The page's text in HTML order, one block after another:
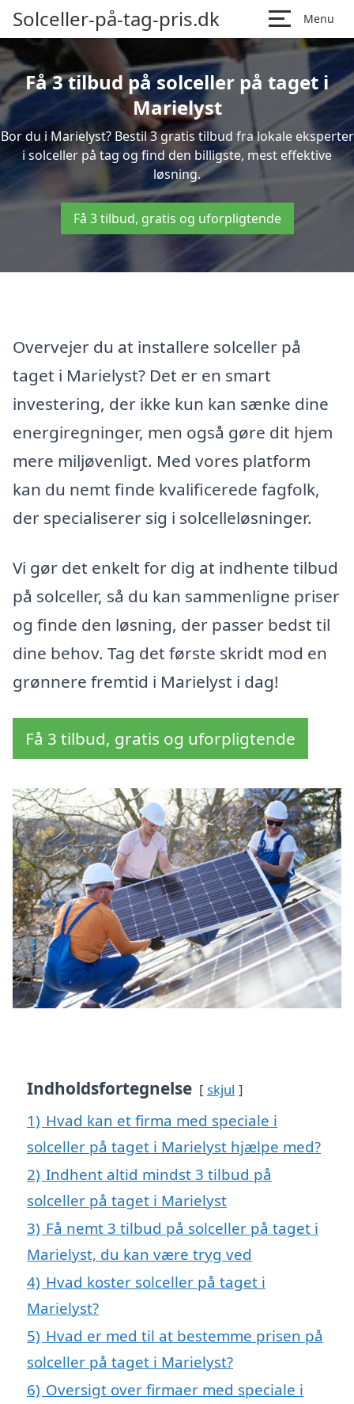
Solceller-på-tag-pris.dk Menu
Få 3 tilbud på solceller på taget i
Marielyst
Bor du i Marielyst? Bestil 3 gratis tilbud fra lokale eksperter
i solceller på tag og find den billigste, mest effektive
løsning.
Få 3 tilbud, gratis og uforpligtende
Overvejer du at installere solceller på
taget i Marielyst? Det er en smart
investering, der ikke kun kan sænke dine
energiregninger, men også gøre dit hjem
mere miljøvenligt. Med vores platform
kan du nemt finde kvalificerede fagfolk,
der specialiserer sig i solcelleløsninger.
Vi gør det enkelt for dig at indhente tilbud
på solceller, så du kan sammenligne priser
og finde den løsning, der passer bedst til
dine behov. Tag det første skridt mod en
grønnere fremtid i Marielyst i dag!
Få 3 tilbud, gratis og uforpligtende
Indholdsfortegnelse skjul
1) Hvad kan et firma med speciale i
solceller på taget i Marielyst hjælpe med?
2) Indhent altid mindst 3 tilbud på
solceller på taget i Marielyst
3) Få nemt 3 tilbud på solceller på taget i
Marielyst, du kan være tryg ved
4) Hvad koster solceller på taget i
Marielyst?
5) Hvad er med til at bestemme prisen på
solceller på taget i Marielyst?
6) Oversigt over firmaer med speciale i